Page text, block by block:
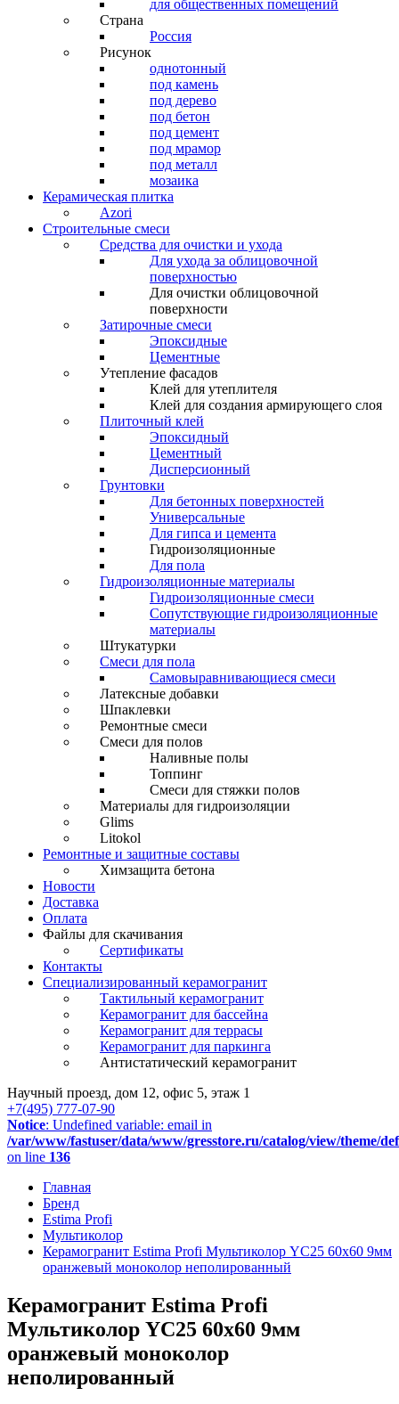
для общественных помещений
Страна
Россия
Рисунок
однотонный
под камень
под дерево
под бетон
под цемент
под мрамор
под металл
мозаика
Керамическая плитка
Azori
Строительные смеси
Средства для очистки и ухода
Для ухода за облицовочной
поверхностью
Для очистки облицовочной
поверхности
Затирочные смеси
Эпоксидные
Цементные
Утепление фасадов
Клей для утеплителя
Клей для создания армирующего слоя
Плиточный клей
Эпоксидный
Цементный
Дисперсионный
Грунтовки
Для бетонных поверхностей
Универсальные
Для гипса и цемента
Гидроизоляционные
Для пола
Гидроизоляционные материалы
Гидроизоляционные смеси
Сопутствующие гидроизоляционные
материалы
Штукатурки
Смеси для пола
Самовыравнивающиеся смеси
Латексные добавки
Шпаклевки
Ремонтные смеси
Смеси для полов
Наливные полы
Топпинг
Смеси для стяжки полов
Материалы для гидроизоляции
Glims
Litokol
Ремонтные и защитные составы
Химзащита бетона
Новости
Доставка
Оплата
Файлы для скачивания
Сертификаты
Контакты
Специализированный керамогранит
Тактильный керамогранит
Керамогранит для бассейна
Керамогранит для террасы
Керамогранит для паркинга
Антистатический керамогранит
Научный проезд, дом 12, офис 5, этаж 1
+7(495) 777-07-90
Notice: Undefined variable: email in
/var/www/fastuser/data/www/gresstore.ru/catalog/view/theme/
on line 136
Главная
Бренд
Estima Profi
Мультиколор
Керамогранит Estima Profi Мультиколор YC25 60x60 9мм
оранжевый моноколор неполированный
Керамогранит Estima Profi
Мультиколор YC25 60x60 9мм
оранжевый моноколор
неполированный